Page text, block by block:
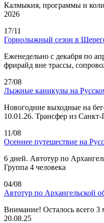
Калмыкия, программы и
2026
17/11
Горнолыжный сезон в
Еженедельно с декабря по
фрирайд вне трассы,
27/08
Лыжные каникулы на
Новогодние выходные на
10.01.26. Трансфер из Санкт-
11/08
Осеннее путешествие на
6 дней. Автотур по
Группа 4 человека
04/08
Автотур по Архангельской
Внимание! Осталось всего 3
20.08.25